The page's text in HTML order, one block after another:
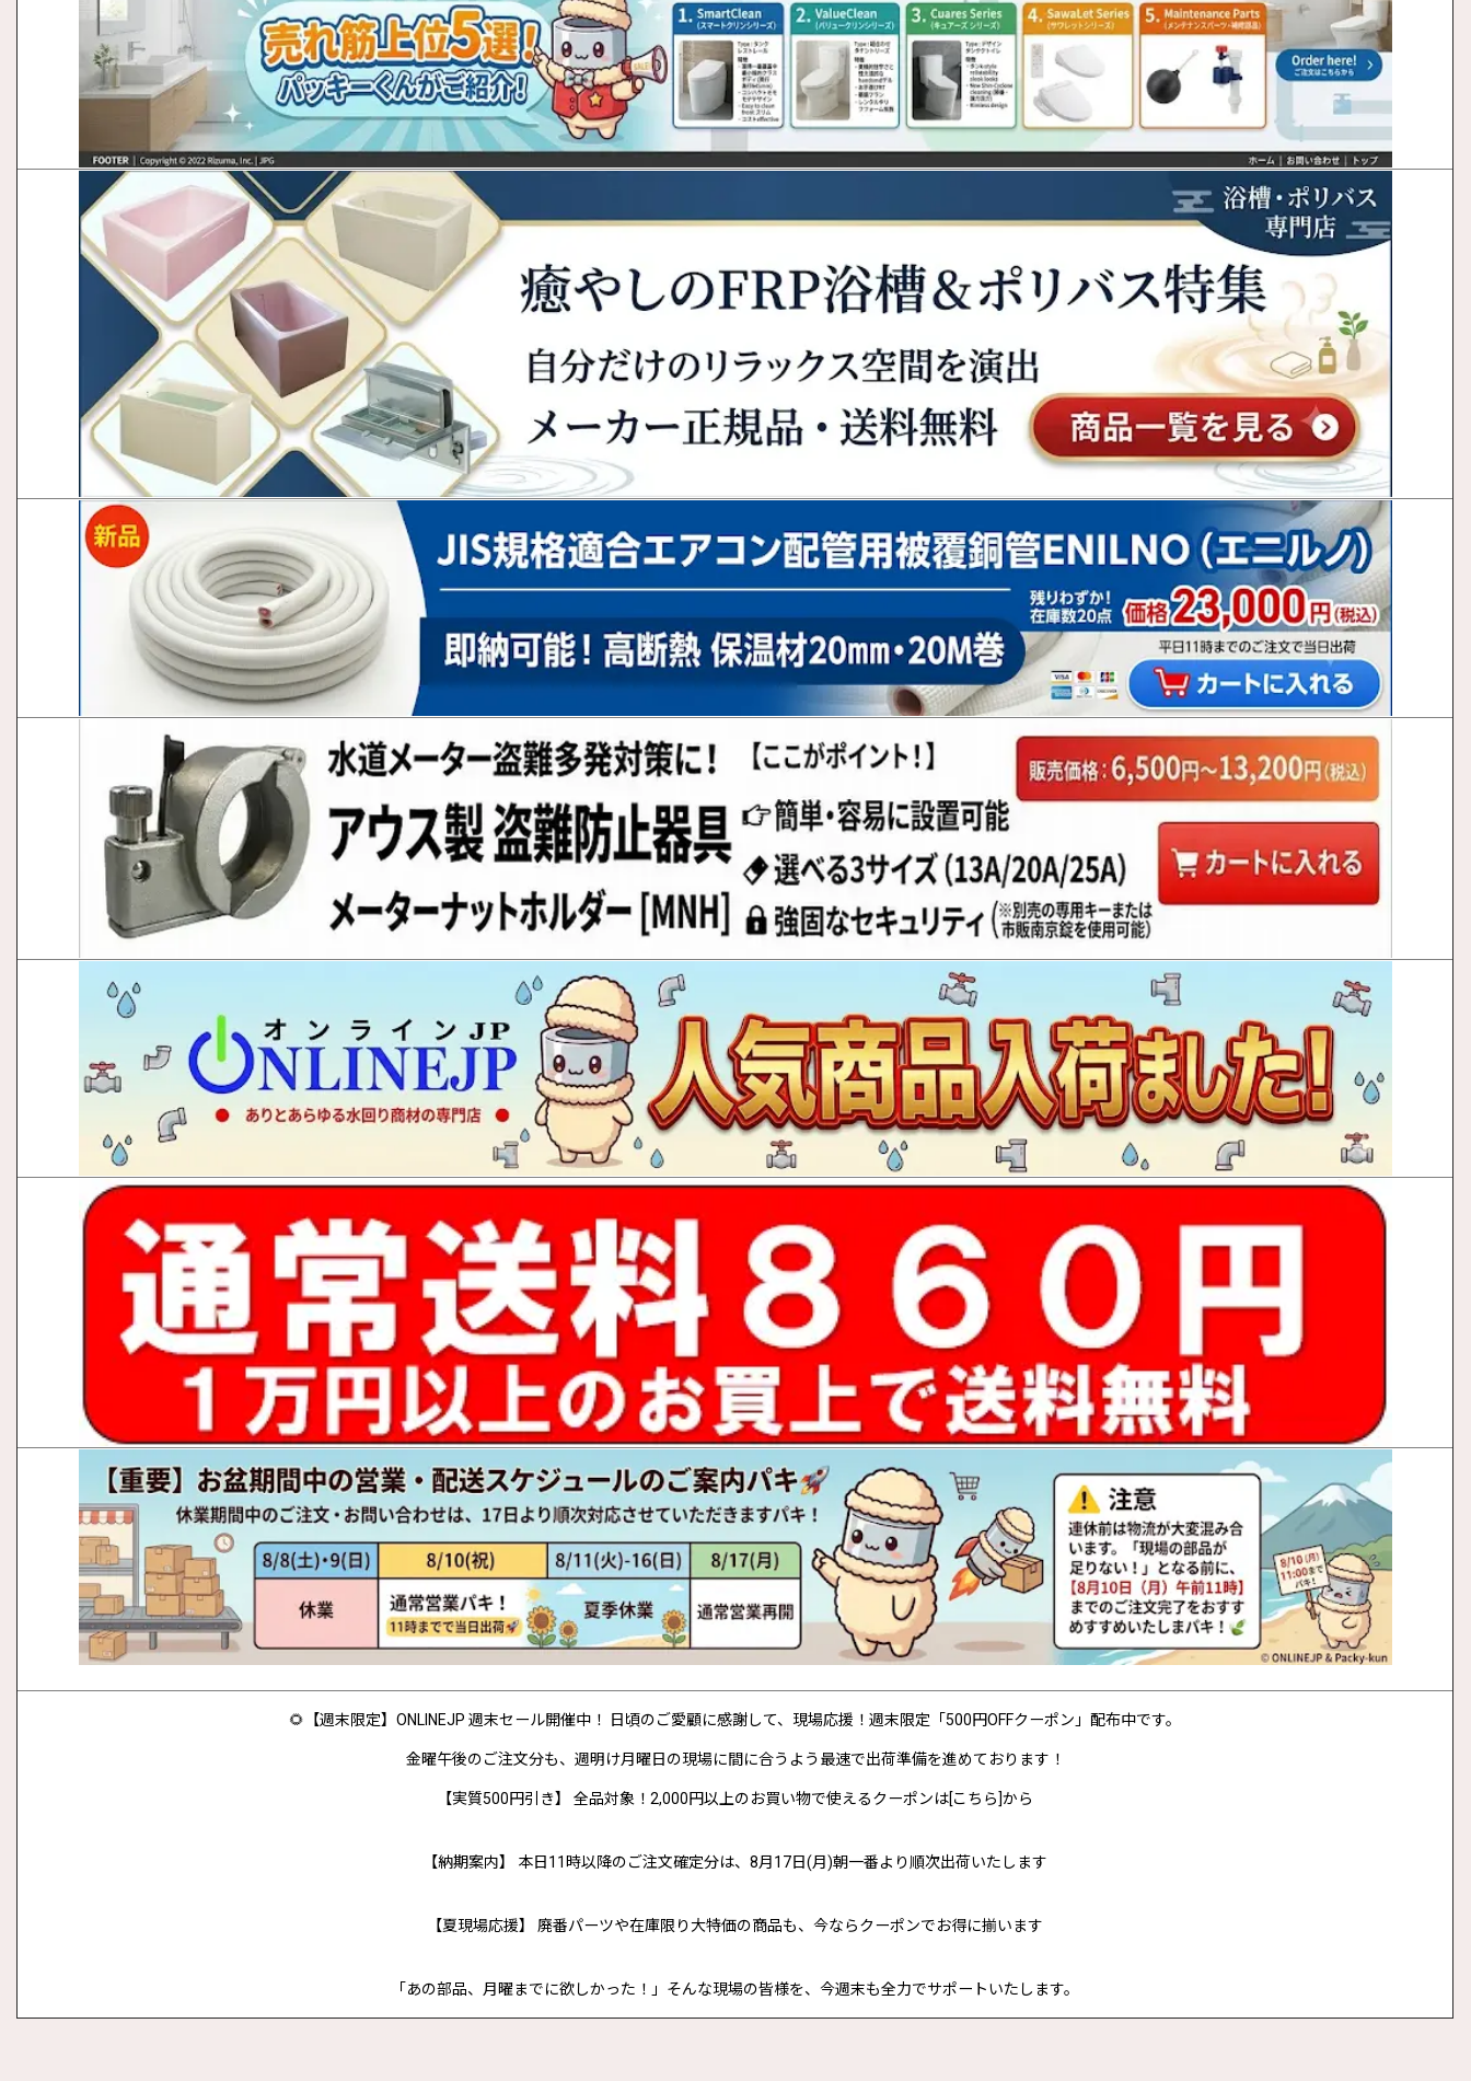
🌻【週末限定】ONLINEJP 週末セール開催中！ 日頃のご愛顧に感謝して、現場応援！週末限定「500円OFFクーポン」配布中です。
金曜午後のご注文分も、週明け月曜日の現場に間に合うよう最速で出荷準備を進めております！
【実質500円引き】 全品対象！2,000円以上のお買い物で使えるクーポンは[こちら]から
【納期案内】 本日11時以降のご注文確定分は、8月17日(月)朝一番より順次出荷いたします
【夏現場応援】 廃番パーツや在庫限り大特価の商品も、今ならクーポンでお得に揃います
「あの部品、月曜までに欲しかった！」そんな現場の皆様を、今週末も全力でサポートいたします。